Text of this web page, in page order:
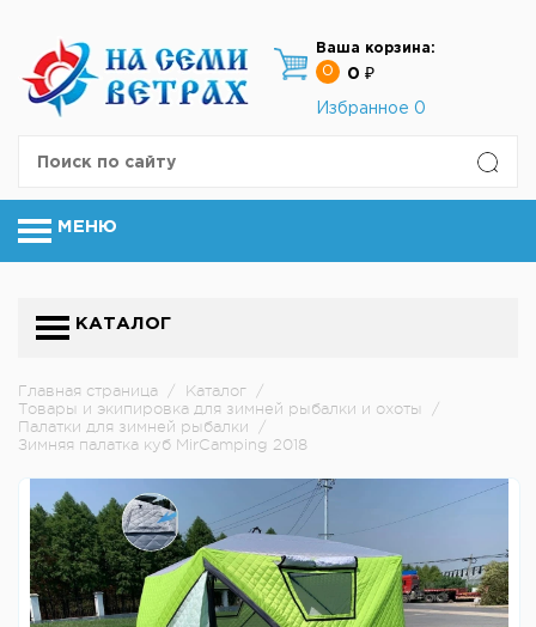
Ваша корзина:
0
0 ₽
Избранное 0
МЕНЮ
КАТАЛОГ
Главная страница / Каталог /
Товары и экипировка для зимней рыбалки и охоты
/
Палатки для зимней рыбалки
/
Зимняя палатка куб MirCamping 2018